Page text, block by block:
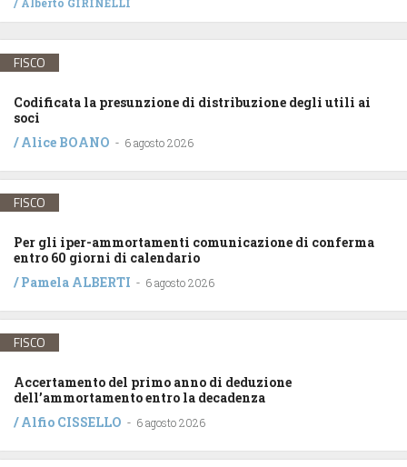
FISCO
Codificata la presunzione di distribuzione degli utili ai
soci
/Alice BOANO - 6 agosto 2026
FISCO
Per gli iper-ammortamenti comunicazione di conferma
entro 60 giorni di calendario
/Pamela ALBERTI - 6 agosto 2026
FISCO
Accertamento del primo anno di deduzione
dell’ammortamento entro la decadenza
/Alfio CISSELLO - 6 agosto 2026